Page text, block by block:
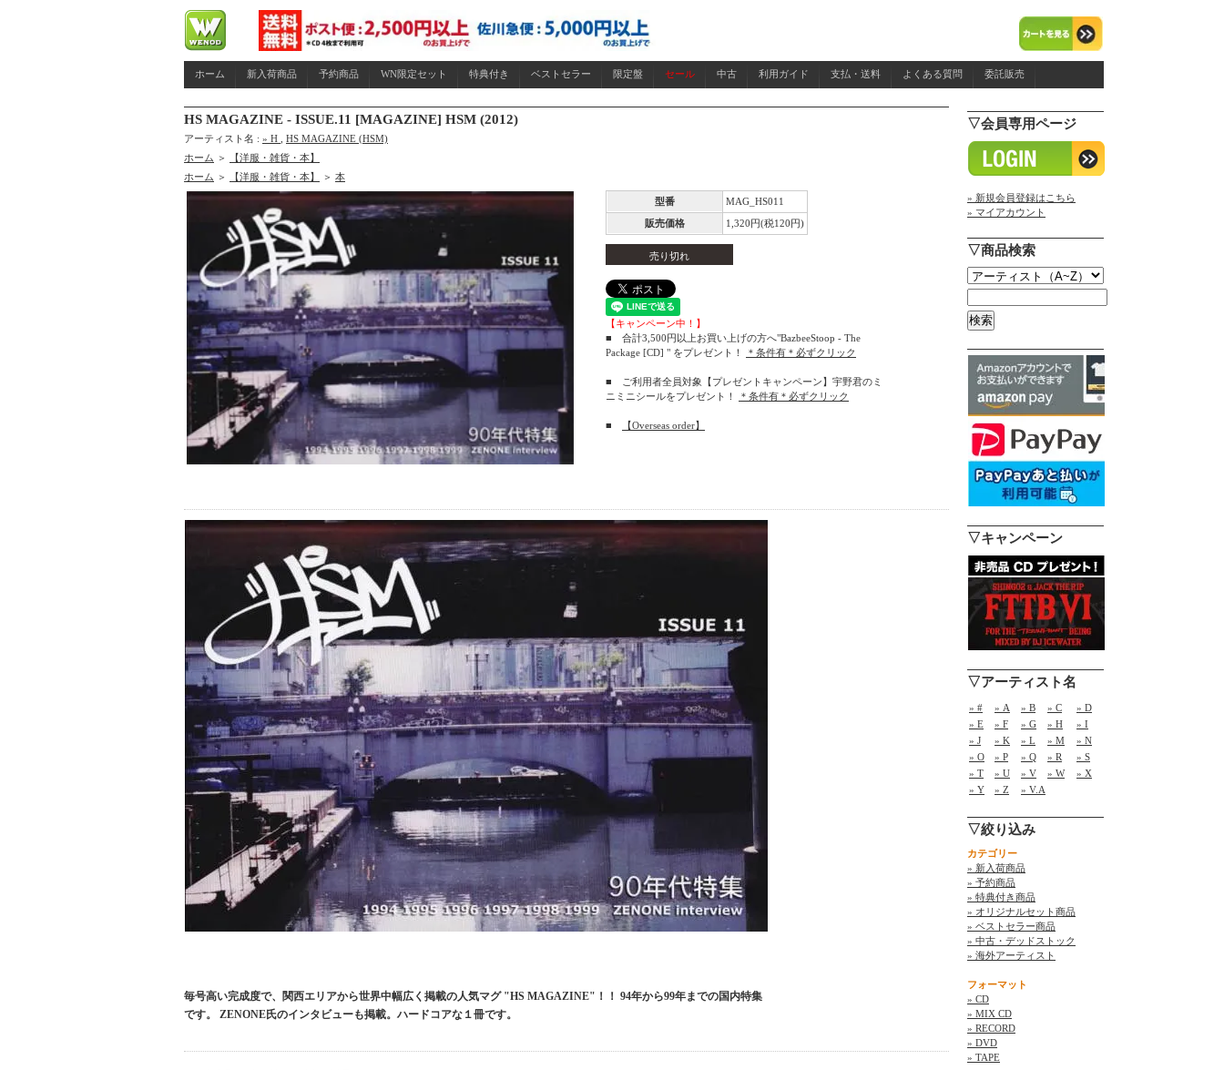
ホーム 新入荷商品 予約商品 WN限定セット 特典付き ベストセラー 限定盤 セール 中古 利用ガイド 支払・送料 よくある質問 委託販売
HS MAGAZINE - ISSUE.11 [MAGAZINE] HSM (2012)
アーティスト名 : » H
HS MAGAZINE (HSM)
ホーム ＞
【洋服・雑貨・本】
ホーム ＞ 【洋服・雑貨・本】 ＞ 本
型番
MAG_HS011
販売価格
1,320円(税120円)
売り切れ
【キャンペーン中！】
■ 合計3,500円以上お買い上げの方へ"BazbeeStoop - The
Package [CD] " をプレゼント！
＊条件有＊必ずクリック
■ ご利用者全員対象【プレゼントキャンペーン】宇野君のミ
ニミニシールをプレゼント！
＊条件有＊必ずクリック
■ 【Overseas order】
毎号高い完成度で、関西エリアから世界中幅広く掲載の人気マグ "HS MAGAZINE"！！ 94年から99年までの国内特集
です。 ZENONE氏のインタビューも掲載。ハードコアな１冊です。
▽会員専用ページ
» 新規会員登録はこちら
» マイアカウント
▽商品検索
▽キャンペーン
▽アーティスト名
» # » A » B » C
» D
» E
» F » G » H
» I
» J
» K » L » M
» N
» O
» P » Q » R
» S
» T
» U » V » W
» X
» Y
» Z » V.A
▽絞り込み
カテゴリー
» 新入荷商品
» 予約商品
» 特典付き商品
» オリジナルセット商品
» ベストセラー商品
» 中古・デッドストック
» 海外アーティスト
フォーマット
» CD
» MIX CD
» RECORD
» DVD
» TAPE